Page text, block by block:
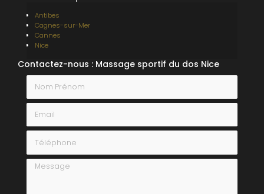
Antibes
Cagnes-sur-Mer
Cannes
Nice
Contactez-nous : Massage sportif du dos Nice
Nom Prénom
Email
Téléphone
Message